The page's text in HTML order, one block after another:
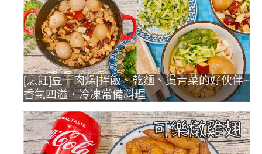
[烹飪]豆干肉燥|拌飯、乾麵、燙青菜的好伙伴~
香氣四溢．冷凍常備料理